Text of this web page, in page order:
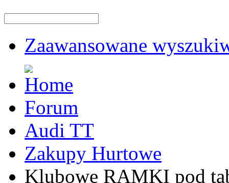
Zaawansowane
Forum
Audi TT
Zakupy Hurtowe
Klubowe RAMKI pod